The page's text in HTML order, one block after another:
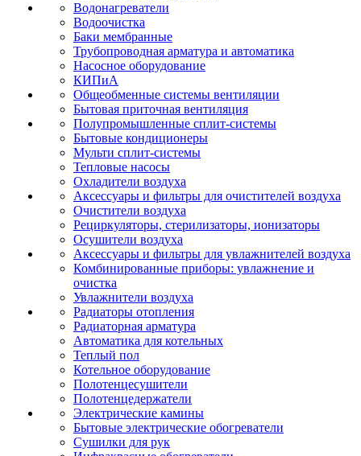
Водонагреватели
Водоочистка
Баки мембранные
Трубопроводная арматура и автоматика
Насосное оборудование
КИПиА
Общеобменные системы вентиляции
Бытовая приточная вентиляция
Полупромышленные сплит-системы
Бытовые кондиционеры
Мульти сплит-системы
Тепловые насосы
Охладители воздуха
Аксессуары и фильтры для очистителей воздуха
Очистители воздуха
Рециркуляторы, стерилизаторы, ионизаторы
Осушители воздуха
Аксессуары и фильтры для увлажнителей воздуха
Комбинированные приборы: увлажнение и
очистка
Увлажнители воздуха
Радиаторы отопления
Радиаторная арматура
Автоматика для котельных
Теплый пол
Котельное оборудование
Полотенцесушители
Полотенцедержатели
Электрические камины
Бытовые электрические обогреватели
Сушилки для рук